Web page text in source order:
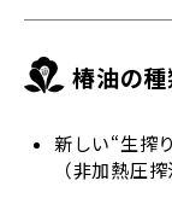
椿油の
新しい“生搾
（非加熱圧搾